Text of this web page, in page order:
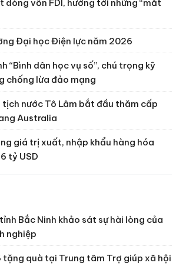
dòng vốn FDI, hướng tới những “mắt
Đại học Điện lực năm 2026
“Bình dân học vụ số”, chú trọng kỹ
chống lừa đảo mạng
tịch nước Tô Lâm bắt đầu thăm cấp
Australia
giá trị xuất, nhập khẩu hàng hóa
tỷ USD
Bắc Ninh khảo sát sự hài lòng của
nghiệp
tặng quà tại Trung tâm Trợ giúp xã hội